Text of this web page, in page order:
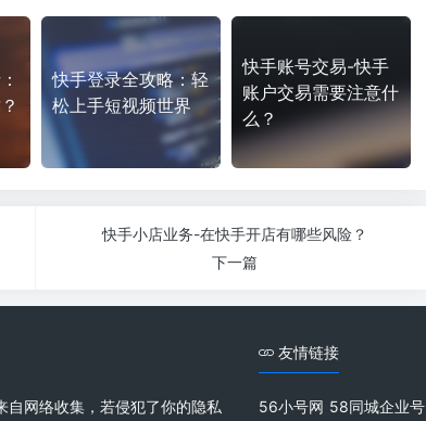
快手登录全攻略：轻
松上手短视频世界
快手账号交易-快手
账户交易需要注意什
么？
快手小店业务-在快手开店有哪些风险？
下一篇
自网络收集，若侵犯了你的隐私
友情链接
56小号网 58同城企业号